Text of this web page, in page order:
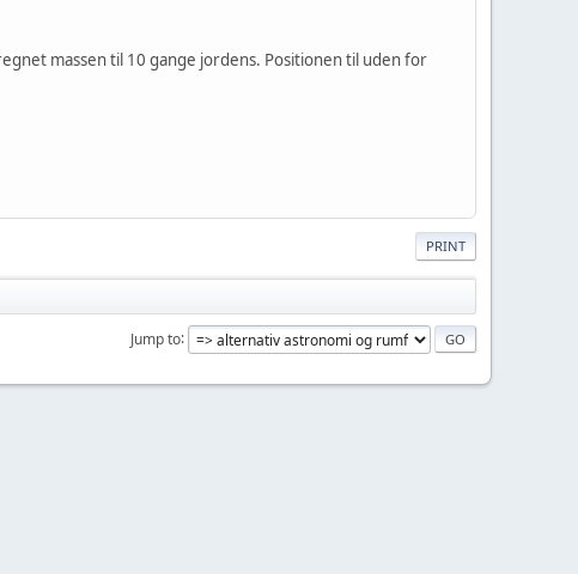
massen til 10 gange jordens. Positionen til uden for
PRINT
Jump to